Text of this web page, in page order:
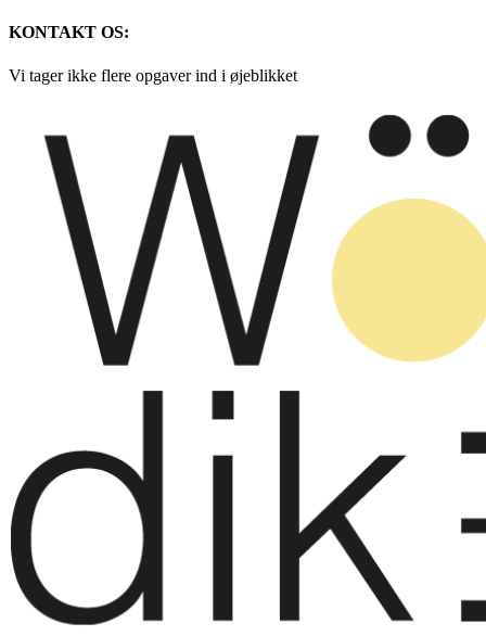
KONTAKT OS:
Vi tager ikke flere opgaver ind i øjeblikket